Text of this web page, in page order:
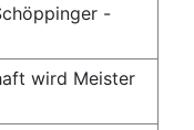
-
wird Meister